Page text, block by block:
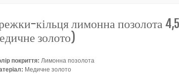
кільця лимонна позолота
золото)
покриття: Лимонна позолота
Медичне золото